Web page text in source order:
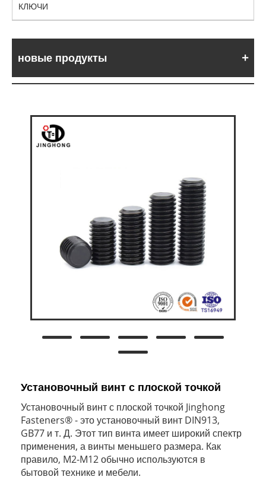
КЛЮЧИ
новые продукты
Установочный винт с плоской точкой
Установочный винт с плоской точкой Jinghong
Fasteners® - это установочный винт DIN913,
GB77 и т. Д. Этот тип винта имеет широкий спектр
применения, а винты меньшего размера. Как
правило, M2-M12 обычно используются в
бытовой технике и мебели.